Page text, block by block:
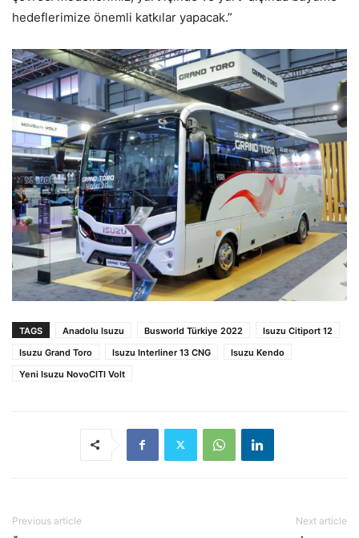
hedeflerimize önemli katkılar yapacak.”
TAGS Anadolu Isuzu Busworld Türkiye 2022
Isuzu Citiport 12
Isuzu Grand Toro
Isuzu Interliner 13 CNG
Isuzu Kendo
Yeni Isuzu NovoCITI Volt
Previous article Next article